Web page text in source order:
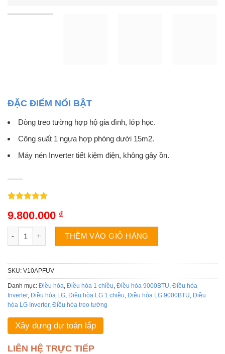
ĐẶC ĐIỂM NỔI BẬT
Dòng treo tường hợp hộ gia đình, lớp học.
Công suất 1 ngựa hợp phòng dưới 15m2.
Máy nén Inverter tiết kiệm điện, không gây ồn.
dựa trên
9.800.000 ₫
Điều hòa LG V10APFUV | 9000BTU 1 chiều inverter số lượng
THÊM VÀO GIỎ HÀNG
SKU: V10APFUV
Danh mục: Điều hòa Điều hòa 1 chiều Điều hòa 9000BTU Điều hòa
Inverter, Điều hòa LG Điều hòa LG 1 chiều Điều hòa LG 9000BTU Điều
hòa LG Inverter, Điều hòa treo tường
Xây dựng dự toán lắp
LIÊN HỆ TRỰC TIẾP